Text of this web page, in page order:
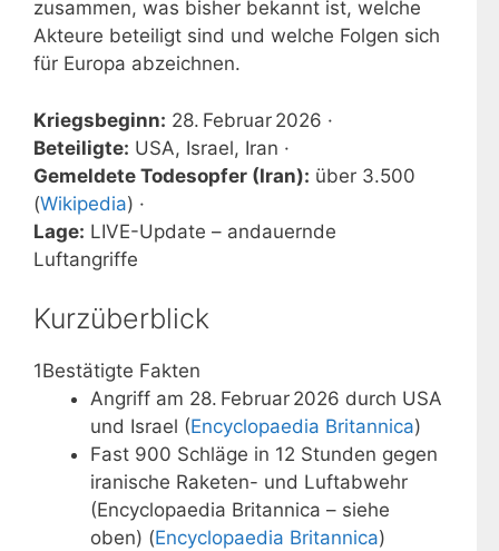
zusammen, was bisher bekannt ist, welche
Akteure beteiligt sind und welche Folgen sich
für Europa abzeichnen.
Kriegsbeginn: 28. Februar 2026 ·
Beteiligte: USA, Israel, Iran ·
Gemeldete Todesopfer (Iran): über 3.500
(Wikipedia) ·
Lage: LIVE-Update – andauernde
Luftangriffe
Kurzüberblick
1Bestätigte Fakten
Angriff am 28. Februar 2026 durch USA
und Israel (Encyclopaedia Britannica)
Fast 900 Schläge in 12 Stunden gegen
iranische Raketen- und Luftabwehr
(Encyclopaedia Britannica – siehe
oben) (Encyclopaedia Britannica)